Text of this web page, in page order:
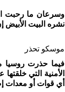
وسرعان ما رحبت
نشره البيت
موسكو تحذر
فيما حذرت روسيا
الأمنية التي
أي قوات أو معدات